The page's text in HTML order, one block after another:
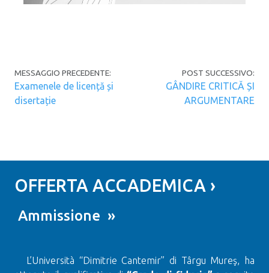
MESSAGGIO PRECEDENTE:
Examenele de licență și
disertație
POST SUCCESSIVO:
GÂNDIRE CRITICĂ ȘI
ARGUMENTARE
OFFERTA ACCADEMICA ›
Ammissione »
L’Università “Dimitrie Cantemir” di Târgu Mureş, ha